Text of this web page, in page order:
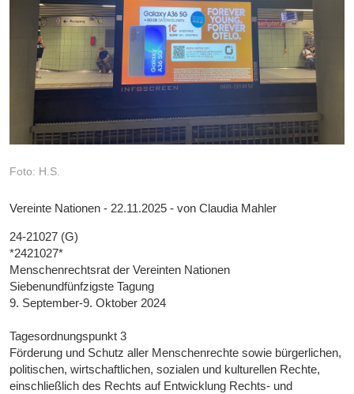
Foto: H.S.
Vereinte Nationen - 22.11.2025 - von Claudia Mahler
24-21027 (G)
*2421027*
Menschenrechtsrat der Vereinten Nationen
Siebenundfünfzigste Tagung
9. September-9. Oktober 2024
Tagesordnungspunkt 3
Förderung und Schutz aller Menschenrechte sowie bürgerlichen,
politischen, wirtschaftlichen, sozialen und kulturellen Rechte,
einschließlich des Rechts auf Entwicklung Rechts- und